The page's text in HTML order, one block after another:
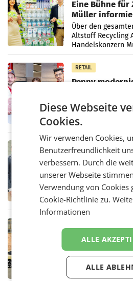
Eine Bühne für
Müller
Über den
Altstoff Recycling
Handelskonzern
„Kreislauf-
Müller-Filialen
RETAIL
Penny
laufenden
erneuert Penny
Oberösterreich.
in Haag sowie im
Alles bereit für
Albrecht setzt
WIENER
Zusammenarbeit
Vorarlberger
kartellrechtlich
verdoppelt
überschreitet
– Im Juli 2026
wichtigen
101.267 Fahrzeuge
Diese Webseite
Cookies.
Wir verwenden Cookies,
Benutzerfreundlichkeit
verbessern. Durch die
unserer Webseite
Verwendung von Cookies
Cookie-Richtlinie zu.
Informationen
ALLE
ALLE